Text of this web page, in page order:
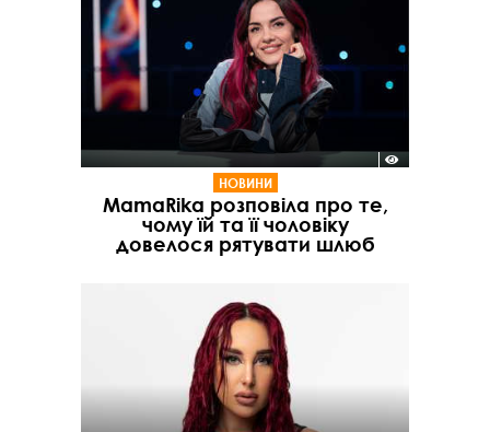
НОВИНИ
MamaRika розповіла про те,
чому їй та її чоловіку
довелося рятувати шлюб